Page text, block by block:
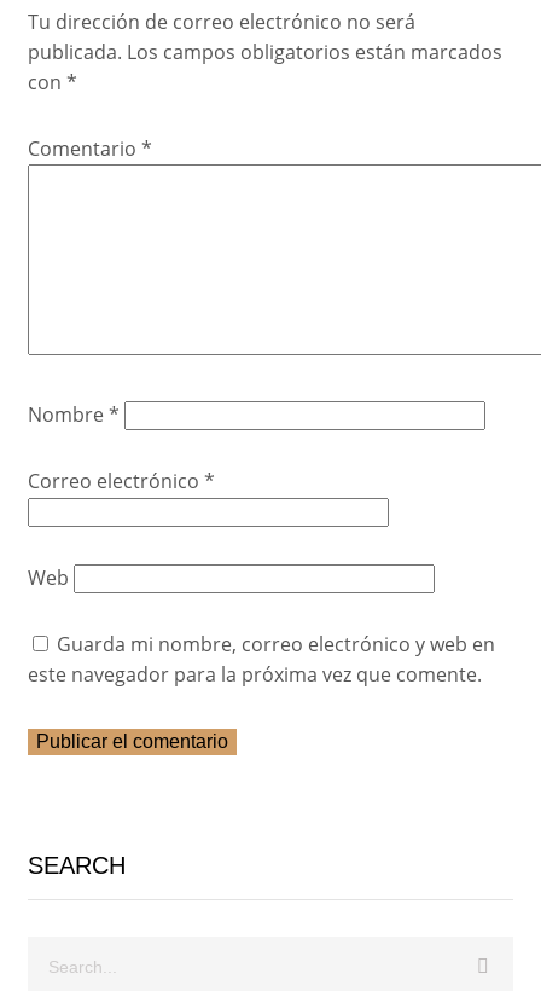
Tu dirección de correo electrónico no será
publicada. Los campos obligatorios están marcados
con *
Comentario *
Nombre*
Correo electrónico *
Web
Guarda mi nombre, correo electrónico y web en
este navegador para la próxima vez que comente.
SEARCH